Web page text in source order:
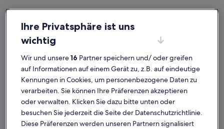
Wähle die passende Ferienunterkunft, die nahe Wildpark Leipzig
gelegen ist. Ferienunterkünfte bieten dir und deinen Freunden,
deiner Familie oder auch deinen Haustieren alles, worauf es
ankommt, wie einen Kamin sowie eine Waschmaschine und einen
Trockner. Was auch immer du dir vorstellst, in nur wenigen Klicks
kannst du die Unterkunft buchen, die allen zusagt und jedermanns
Erwartungen gerecht wird – das Angebot bei uns ist vielfältig und
umfasst Häuser, die über barrierarme Optionen verfügen oder
geeignet für Nichtraucher sind.
Ihre Privatsphäre ist uns
wichtig
Wir und unsere16 Partner speichern und/ oder greifen
auf Informationen auf einem Gerät zu, z.B. auf eindeutige
Kennungen in Cookies, um personenbezogene Daten zu
verarbeiten. Sie können Ihre Präferenzen akzeptieren
oder verwalten. Klicken Sie dazu bitte unten oder
besuchen Sie jederzeit die Seite der Datenschutzrichtlinie.
Diese Präferenzen werden unseren Partnern signalisiert